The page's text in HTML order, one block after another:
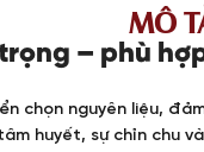
MÔ
– phù
chọn nguyên liệu,
huyết, sự chỉn